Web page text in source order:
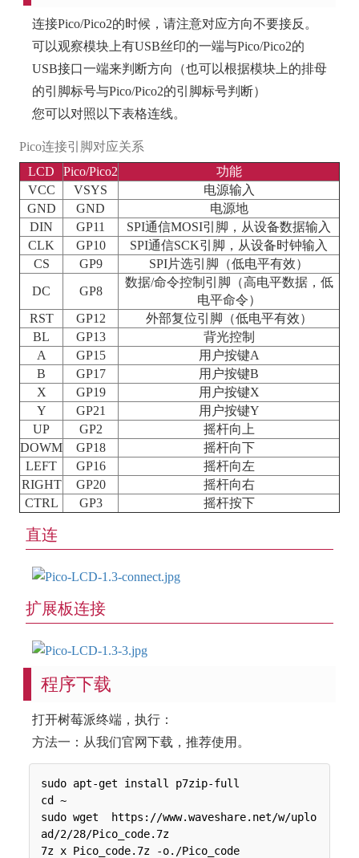
连接Pico/Pico2的时候，请注意对应方向不要接反。
可以观察模块上有USB丝印的一端与Pico/Pico2的
USB接口一端来判断方向（也可以根据模块上的排母
的引脚标号与Pico/Pico2的引脚标号判断）
您可以对照以下表格连线。
Pico连接引脚对应关系
LCD
Pico/Pico2
功能
VCC
VSYS
电源输入
GND
GND
电源地
DIN
GP11
SPI通信MOSI引脚，从设备数据输入
CLK
GP10
SPI通信SCK引脚，从设备时钟输入
CS
GP9
SPI片选引脚（低电平有效）
DC
GP8
数据/命令控制引脚（高电平数据，低
电平命令）
RST
GP12
外部复位引脚（低电平有效）
BL
GP13
背光控制
A
GP15
用户按键A
B
GP17
用户按键B
X
GP19
用户按键X
Y
GP21
用户按键Y
UP
GP2
摇杆向上
DOWM
GP18
摇杆向下
LEFT
GP16
摇杆向左
RIGHT
GP20
摇杆向右
CTRL
GP3 摇杆按下
直连
扩展板连接
程序下载
打开树莓派终端，执行：
方法一：从我们官网下载，推荐使用。
sudo apt-get install p7zip-full
cd ~
sudo wget  https://www.waveshare.net/w/uplo
ad/2/28/Pico_code.7z
7z x Pico_code.7z -o./Pico_code